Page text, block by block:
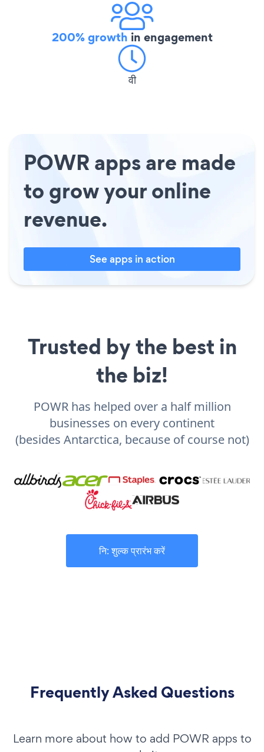
200% growth in engagement
वी
POWR apps are made
to grow your online
revenue.
See apps in action
Trusted by the best in
the biz!
POWR has helped over a half million
businesses on every continent
(besides Antarctica, because of course not)
नि: शुल्क प्रारंभ करें
Frequently Asked Questions
Learn more about how to add POWR apps to